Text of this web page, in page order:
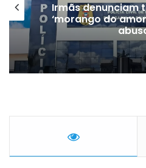
Irmãs denunciam
‘morango do